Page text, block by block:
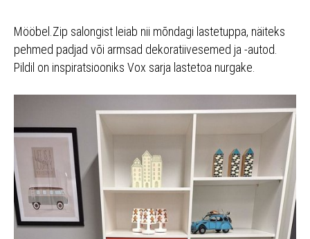
Mööbel.Zip salongist leiab nii mõndagi lastetuppa, näiteks
pehmed padjad või armsad dekoratiivesemed ja -autod.
Pildil on inspiratsiooniks Vox sarja lastetoa nurgake.